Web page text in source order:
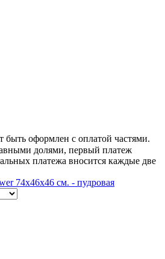
быть оформлен с оплатой частями.
долями, первый платеж
платежа вносится каждые две
74x46x46 см. - пудровая